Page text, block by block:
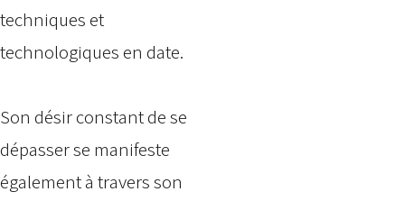
techniques et
technologiques en date.
Son désir constant de se
dépasser se manifeste
également à travers son